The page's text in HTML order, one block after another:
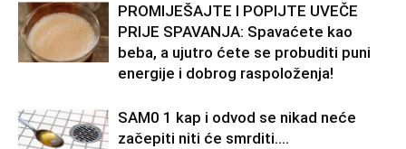
PROMIJEŠAJTE I POPIJTE UVEČE
PRIJE SPAVANJA: Spavaćete kao
beba, a ujutro ćete se probuditi puni
energije i dobrog raspoloženja!
SAM0 1 kap i odvod se nikad neće
začepiti niti će smrditi….